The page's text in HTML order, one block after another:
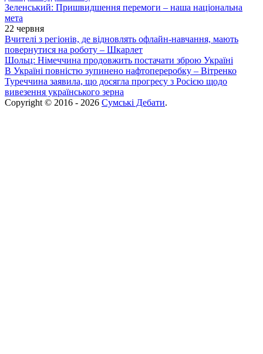
Зеленський: Пришвидшення перемоги – наша національна
мета
22 червня
Вчителі з регіонів, де відновлять офлайн-навчання, мають
повернутися на роботу – Шкарлет
Шольц: Німеччина продовжить постачати зброю Україні
В Україні повністю зупинено нафтопереробку – Вітренко
Туреччина заявила, що досягла прогресу з Росією щодо
вивезення українського зерна
Copyright © 2016 - 2026 Сумські Дебати.